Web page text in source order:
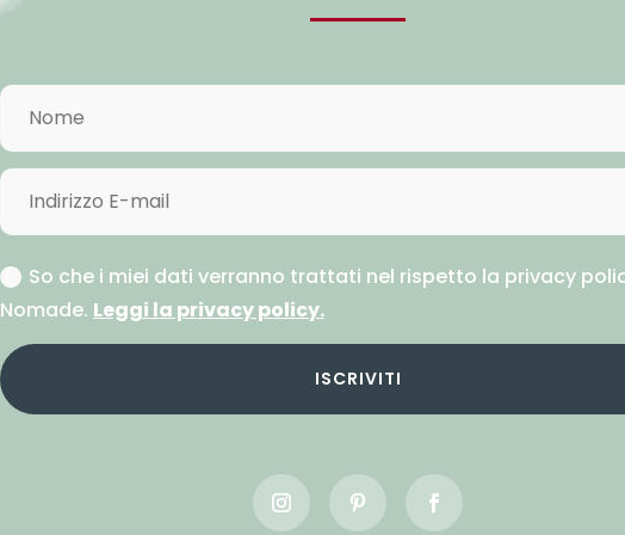
So che i miei dati verranno trattati nel rispetto la privacy
Nomade. Leggi la privacy policy.
ISCRIVITI